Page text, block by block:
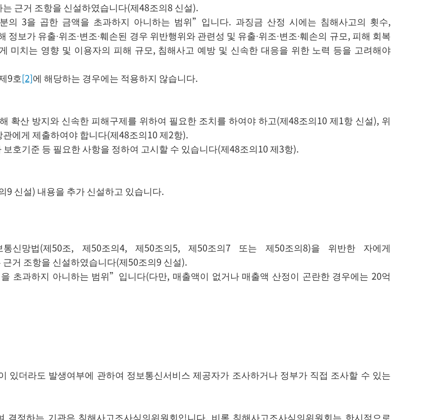
근거 조항을 신설하였습니다(제48조의8 신설).
의 3을 곱한 금액을 초과하지 아니하는 범위”입니다. 과징금 산정 시에는 침해사고의 횟수,
보가 유출∙위조∙변조∙훼손된 경우 위반행위와 관련성 및 유출∙위조∙변조∙훼손의 규모, 피해 회복
미치는 영향 및 이용자의 피해 규모, 침해사고 예방 및 신속한 대응을 위한 노력 등을 고려해야
9호[2]에 해당하는 경우에는 적용하지 않습니다.
확산 방지와 신속한 피해구제를 위하여 필요한 조치를 하여야 하고(제48조의10 제1항 신설), 위
에게 제출하여야 합니다(제48조의10 제2항).
호기준 등 필요한 사항을 정하여 고시할 수 있습니다(제48조의10 제3항).
신설) 내용을 추가 신설하고 있습니다.
망법(제50조, 제50조의4, 제50조의5, 제50조의7 또는 제50조의8)을 위반한 자에게
거 조항을 신설하였습니다(제50조의9 신설).
초과하지 아니하는 범위”입니다(다만, 매출액이 없거나 매출액 산정이 곤란한 경우에는 20억
있더라도 발생여부에 관하여 정보통신서비스 제공자가 조사하거나 정부가 직접 조사할 수 있는
정하는 기관은 침해사고조사심의위원회입니다. 비록 침해사고조사심의위원회는 한시적으로